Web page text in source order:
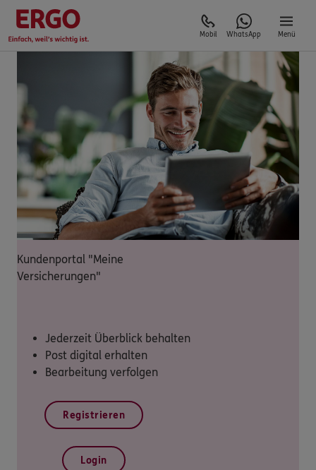
Mobil WhatsApp Menü
Kundenportal "Meine
Versicherungen"
Jederzeit Überblick behalten
Post digital erhalten
Bearbeitung verfolgen
Registrieren
Login